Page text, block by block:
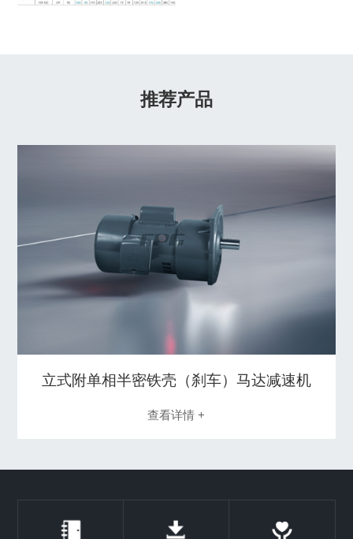
推荐产品
立式附单相半密铁壳（刹车）马达减速机
查看详情 +